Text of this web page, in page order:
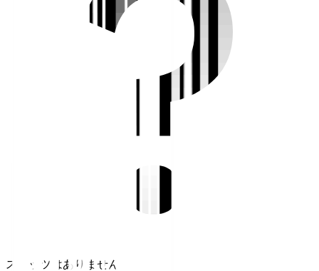
スタッツはありません。